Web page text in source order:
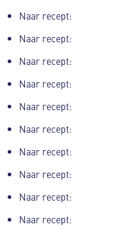
Naar recept:
Naar recept:
Naar recept:
Naar recept:
Naar recept:
Naar recept:
Naar recept:
Naar recept:
Naar recept:
Naar recept: